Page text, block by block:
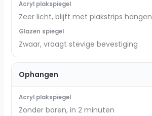
Zeer licht, blijft met plakstrips hangen
Zwaar, vraagt stevige bevestiging
Ophangen
Zonder boren, in 2 minuten